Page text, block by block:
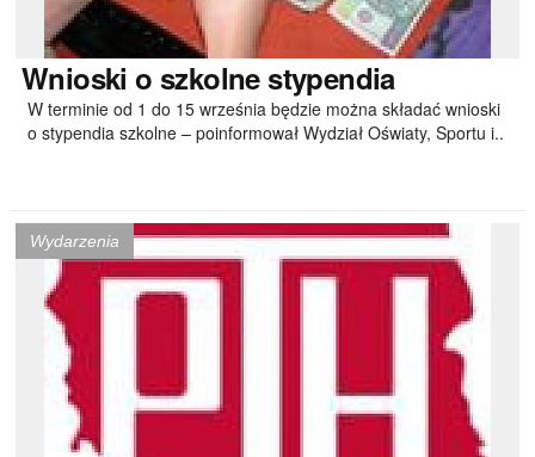
Wnioski o szkolne stypendia
W terminie od 1 do 15 września będzie można składać wnioski
o stypendia szkolne – poinformował Wydział Oświaty, Sportu i..
Wydarzenia